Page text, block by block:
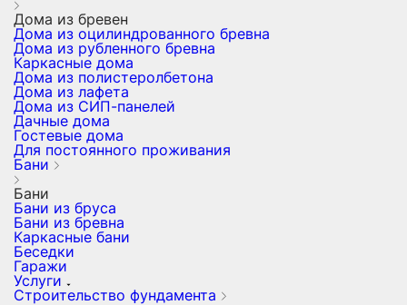
Дома из бревен
Дома из оцилиндрованного бревна
Дома из рубленного бревна
Каркасные дома
Дома из полистеролбетона
Дома из лафета
Дома из СИП-панелей
Дачные дома
Гостевые дома
Для постоянного проживания
Бани
Бани
Бани из бруса
Бани из бревна
Каркасные бани
Беседки
Гаражи
Услуги
Строительство фундамента